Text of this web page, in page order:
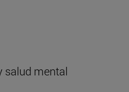
salud mental